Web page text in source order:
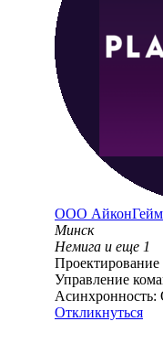
ООО
Минск
Немига и еще 1
Управление
Асинхронность:
Откликнуться